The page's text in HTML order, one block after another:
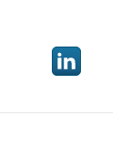
item opDeel dit